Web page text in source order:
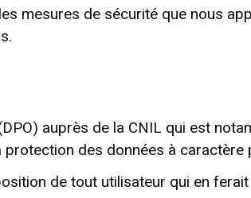
mesures de sécurité que nous
auprès de la CNIL qui est
des données à caractère
de tout utilisateur qui en